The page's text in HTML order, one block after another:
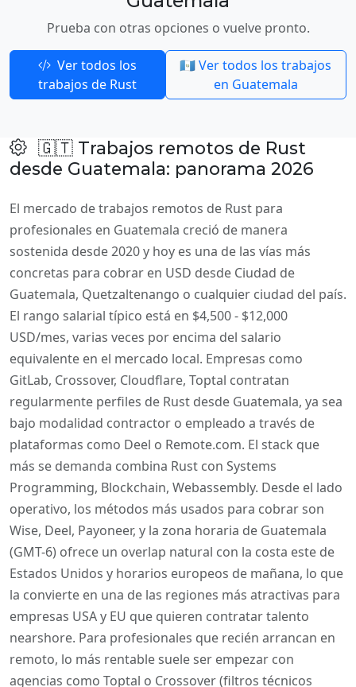
Prueba con otras opciones o vuelve pronto.
Ver todos los
trabajos de Rust
🇬🇹 Ver todos los trabajos
en Guatemala
🇬🇹 Trabajos remotos de Rust
desde Guatemala: panorama 2026
El mercado de trabajos remotos de Rust para
profesionales en Guatemala creció de manera
sostenida desde 2020 y hoy es una de las vías más
concretas para cobrar en USD desde Ciudad de
Guatemala, Quetzaltenango o cualquier ciudad del país.
El rango salarial típico está en $4,500 - $12,000
USD/mes, varias veces por encima del salario
equivalente en el mercado local. Empresas como
GitLab, Crossover, Cloudflare, Toptal contratan
regularmente perfiles de Rust desde Guatemala, ya sea
bajo modalidad contractor o empleado a través de
plataformas como Deel o Remote.com. El stack que
más se demanda combina Rust con Systems
Programming, Blockchain, Webassembly. Desde el lado
operativo, los métodos más usados para cobrar son
Wise, Deel, Payoneer, y la zona horaria de Guatemala
(GMT-6) ofrece un overlap natural con la costa este de
Estados Unidos y horarios europeos de mañana, lo que
la convierte en una de las regiones más atractivas para
empresas USA y EU que quieren contratar talento
nearshore. Para profesionales que recién arrancan en
remoto, lo más rentable suele ser empezar con
agencias como Toptal o Crossover (filtros técnicos